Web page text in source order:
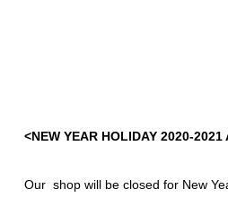
<NEW YEAR HOLIDAY 2020-2021
Our shop will be closed for New